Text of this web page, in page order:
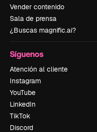
Vender contenido
Sala de prensa
¿Buscas magnific.ai?
Síguenos
Atención al cliente
Instagram
YouTube
LinkedIn
TikTok
Discord